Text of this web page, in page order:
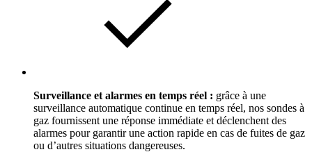
Surveillance et alarmes en temps réel : grâce à une
surveillance automatique continue en temps réel, nos sondes à
gaz fournissent une réponse immédiate et déclenchent des
alarmes pour garantir une action rapide en cas de fuites de gaz
ou d’autres situations dangereuses.